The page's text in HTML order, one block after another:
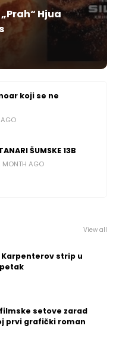
Hjua
koji se ne
ŠUMSKE 13B
MONTH AGO
View all
strip u
setove zarad
prvi grafički roman